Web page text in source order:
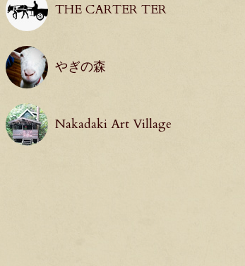
THE CARTER TER
やぎの森
Nakadaki Art Village